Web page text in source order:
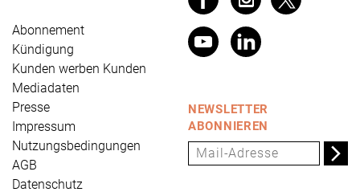
Abonnement
Kündigung
Kunden werben Kunden
Mediadaten
Presse
Impressum
Nutzungsbedingungen
AGB
Datenschutz
NEWSLETTER
ABONNIEREN